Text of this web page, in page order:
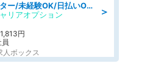
＞
マシンオペレーター/未経験OK/日払いOK/交替制/20・30・40代活躍中/製造 工場
リアオプション
円
人ボックス